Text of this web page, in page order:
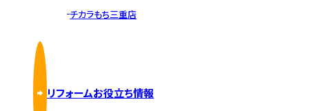
チカラもち三重店
リフォームお役立ち情報